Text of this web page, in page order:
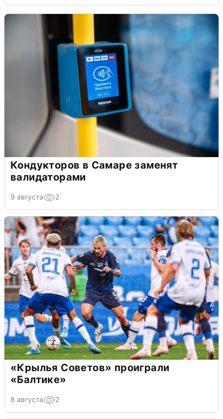
Кондукторов в Самаре заменят
валидаторами
9 августа 2
«Крылья Советов» проиграли
«Балтике»
8 августа 2